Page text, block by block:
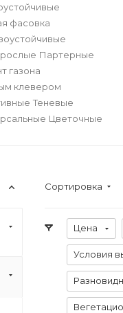
фасовка
Партерные
газона
клевером
Теневые
Цветочные
Сортировка
Цена
Условия